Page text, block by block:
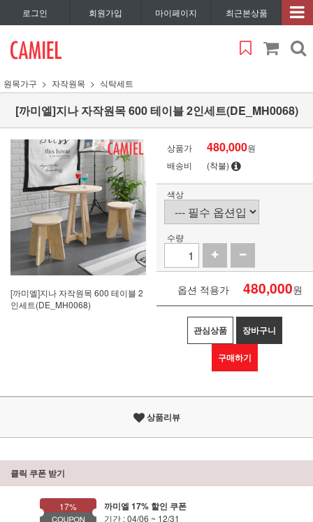
로그인 회원가입 마이페이지 최근본상품
원목가구 자작원목 식탁세트
[까미엘]지나 자작원목 600 테이블 2인세트(DE_MH0068)
[까미엘]지나 자작원목 600 테이블 2
인세트(DE_MH0068)
상품가 480,000원
배송비
(착불)
색상
수량
옵션 적용가 480,000원
관심상품 장바구니
구매하기
상품리뷰
클릭 쿠폰 받기
17% 까미엘 17% 할인 쿠폰
기간 : 04/06 ~ 12/31